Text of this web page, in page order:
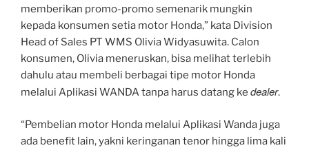
memberikan promo-promo semenarik mungkin
kepada konsumen setia motor Honda,” kata Division
Head of Sales PT WMS Olivia Widyasuwita. Calon
konsumen, Olivia meneruskan, bisa melihat terlebih
dahulu atau membeli berbagai tipe motor Honda
melalui Aplikasi WANDA tanpa harus datang ke dealer.
“Pembelian motor Honda melalui Aplikasi Wanda juga
ada benefit lain, yakni keringanan tenor hingga lima kali